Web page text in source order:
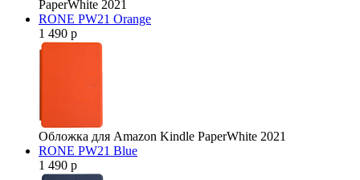
PaperWhite 2021
RONE PW21 Orange
1 490 р
Обложка для Amazon Kindle PaperWhite 2021
RONE PW21 Blue
1 490 р